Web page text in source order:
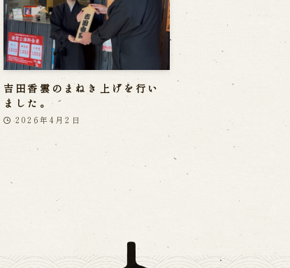
吉田香雲のまねき上げを行い
ました。
2026年4月2日